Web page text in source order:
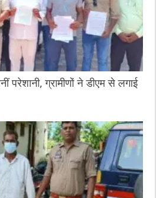
ग्रामीणों ने डीएम से लगाई